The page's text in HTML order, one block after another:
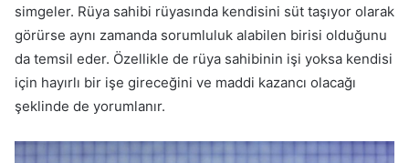
simgeler. Rüya sahibi rüyasında kendisini süt taşıyor olarak
görürse aynı zamanda sorumluluk alabilen birisi olduğunu
da temsil eder. Özellikle de rüya sahibinin işi yoksa kendisi
için hayırlı bir işe gireceğini ve maddi kazancı olacağı
şeklinde de yorumlanır.